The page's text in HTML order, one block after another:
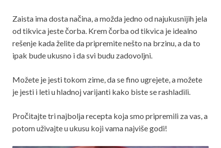
Zaista ima dosta načina, a možda jedno od najukusnijih jela
od tikvica jeste čorba. Krem čorba od tikvica je idealno
rešenje kada želite da pripremite nešto na brzinu, a da to
ipak bude ukusno i da svi budu zadovoljni.
Možete je jesti tokom zime, da se fino ugrejete, a možete
je jesti i leti u hladnoj varijanti kako biste se rashladili.
Pročitajte tri najbolja recepta koja smo pripremili za vas, a
potom uživajte u ukusu koji vama najviše godi!